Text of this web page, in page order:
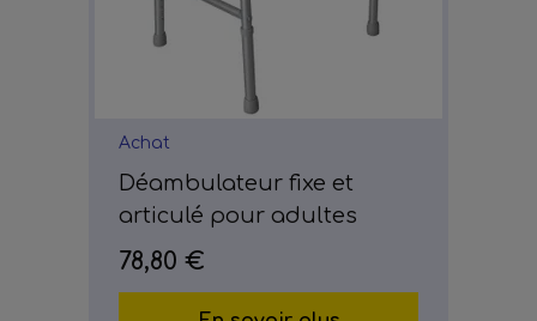
Achat
Déambulateur fixe et
articulé pour adultes
78,80 €